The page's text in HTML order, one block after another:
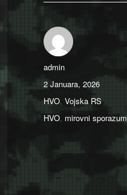
Author
admin
Posted
on
2 Januara, 2026
Categories
HVO, Vojska RS
Tags
HVO, mirovni sporazum